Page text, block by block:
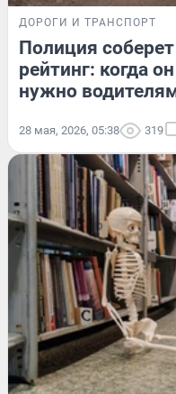
ДОРОГИ И ТРАНСПОРТ
Полиция
рейтинг: когда
нужно
28 мая, 2026, 05:38 319